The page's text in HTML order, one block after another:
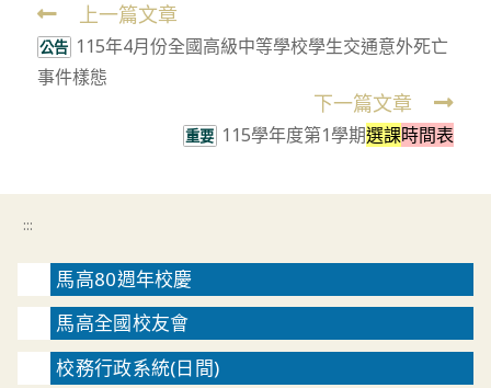
Read
more
articles
上一篇文章
公告 115年4月份全國高級中等學校學生交通意外死亡
事件樣態
下一篇文章
重要 115學年度第1學期選課時間表
:::
馬高80週年校慶
馬高全國校友會
校務行政系統(日間)